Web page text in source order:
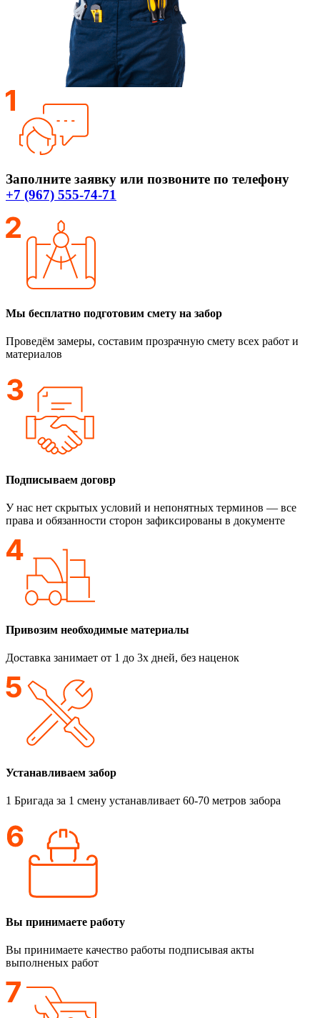
Заполните заявку или позвоните по телефону
+7 (967) 555-74-71
Мы бесплатно подготовим смету на забор
Проведём замеры, составим прозрачную смету всех работ и
материалов
Подписываем договр
У нас нет скрытых условий и непонятных терминов — все
права и обязанности сторон зафиксированы в документе
Привозим необходимые материалы
Доставка занимает от 1 до 3х дней, без наценок
Устанавливаем забор
1 Бригада за 1 смену устанавливает 60-70 метров забора
Вы принимаете работу
Вы принимаете качество работы подписывая акты
выполненых работ